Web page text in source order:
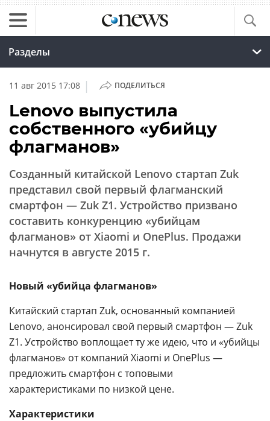
Разделы
11 авг 2015 17:08 | ПОДЕЛИТЬСЯ
Lenovo выпустила
собственного «убийцу
флагманов»
Созданный китайской Lenovo стартап Zuk
представил свой первый флагманский
смартфон — Zuk Z1. Устройство призвано
составить конкуренцию «убийцам
флагманов» от Xiaomi и OnePlus. Продажи
начнутся в августе 2015 г.
Новый «убийца флагманов»
Китайский стартап Zuk, основанный компанией
Lenovo, анонсировал свой первый смартфон — Zuk
Z1. Устройство воплощает ту же идею, что и «убийцы
флагманов» от компаний Xiaomi и OnePlus —
предложить смартфон с топовыми
характеристиками по низкой цене.
Характеристики